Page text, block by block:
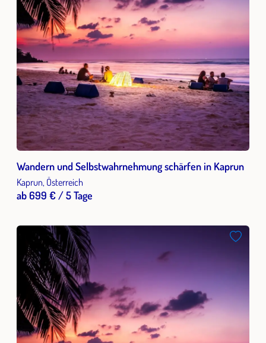
Wandern und Selbstwahrnehmung schärfen in Kaprun
Kaprun, Österreich
ab 699 € / 5 Tage